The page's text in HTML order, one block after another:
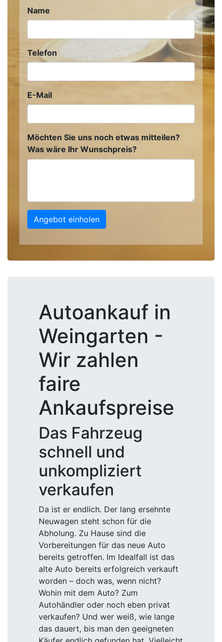
Name
Telefon
E-Mail
Möchten Sie uns noch etwas mitteilen?
Was wäre Ihr Wunschpreis?
Angebot einholen
Autoankauf in
Weingarten -
Wir zahlen
faire
Ankaufspreise
Das Fahrzeug
schnell und
unkompliziert
verkaufen
Da ist er endlich. Der lang ersehnte
Neuwagen steht schon für die
Abholung. Zu Hause sind die
Vorbereitungen für das neue Auto
bereits getroffen. Im Idealfall ist das
alte Auto bereits erfolgreich verkauft
worden – doch was, wenn nicht?
Wohin mit dem Auto? Zum
Autohändler oder noch eben privat
verkaufen? Und wer weiß, wie lange
das dauert, bis man den geeigneten